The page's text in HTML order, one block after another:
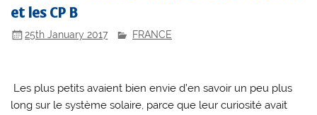
et les CP B
25th January 2017 FRANCE
Les plus petits avaient bien envie d’en savoir un peu plus
long sur le système solaire, parce que leur curiosité avait